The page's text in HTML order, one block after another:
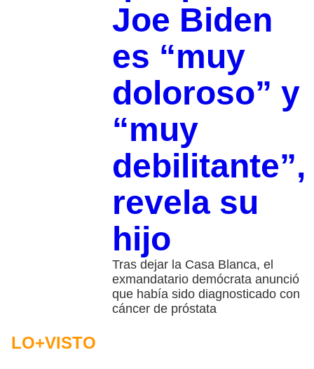
Joe Biden
es “muy
doloroso” y
“muy
debilitante”,
revela su
hijo
Tras dejar la Casa Blanca, el
exmandatario demócrata anunció
que había sido diagnosticado con
cáncer de próstata
LO+VISTO